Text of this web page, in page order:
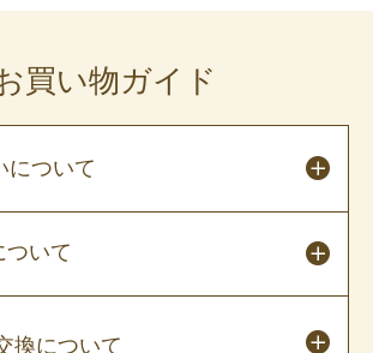
買い物ガイド
について
ついて
換について